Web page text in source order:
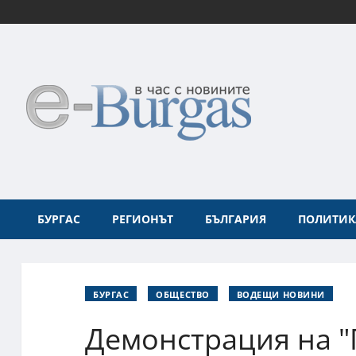
БУРГАС РЕГИОНЪТ БЪЛГАРИЯ
БУРГАС ОБЩЕСТВО ВОДЕЩИ НОВИНИ
Демонстрация на